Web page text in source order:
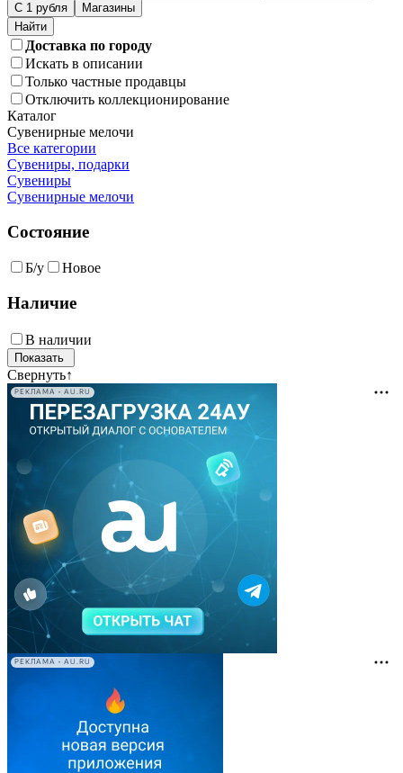
С 1 рубля
Магазины
Доставка по городу
Искать в описании
Только частные продавцы
Отключить коллекционирование
Каталог
Сувенирные мелочи
Все категории
Сувениры, подарки
Сувениры
Сувенирные мелочи
Состояние
Б/у Новое
Наличие
В наличии
Свернуть↑
РЕКЛАМА • AU.RU
РЕКЛАМА • AU.RU